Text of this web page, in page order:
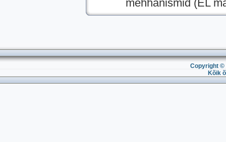
mehhanismid (EL
Copyright ©
Kõik